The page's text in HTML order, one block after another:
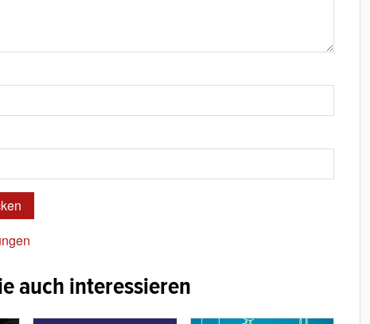
auch interessieren